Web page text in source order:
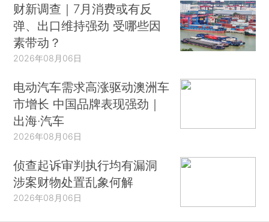
财新调查｜7月消费或有反
弹、出口维持强劲 受哪些因
素带动？
2026年08月06日
电动汽车需求高涨驱动澳洲车
市增长 中国品牌表现强劲｜
出海·汽车
2026年08月06日
侦查起诉审判执行均有漏洞
涉案财物处置乱象何解
2026年08月06日